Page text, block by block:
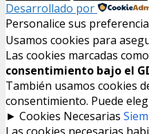
Desarrollado por
Personalice sus
Usamos cookies para
Las cookies marcadas como
consentimiento bajo el
También usamos cookies
consentimiento. Puede
► Cookies Necesarias